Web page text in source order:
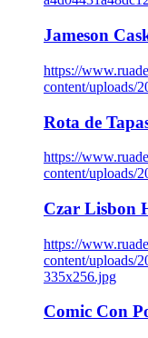
Jameson
https://
content/uploads/
Rota de
https://
content/uploads/
Czar Lisbon
https://
content/uploads/
335x256.jpg
Comic Con